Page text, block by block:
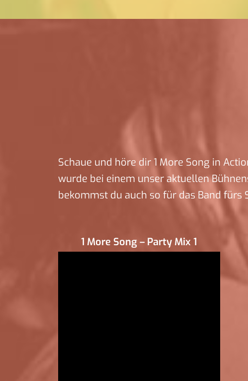
Schaue und höre dir 1 More Song in
wurde bei einem unser aktuellen
bekommst du auch so für das Band fürs
1 More Song – Party Mix 1